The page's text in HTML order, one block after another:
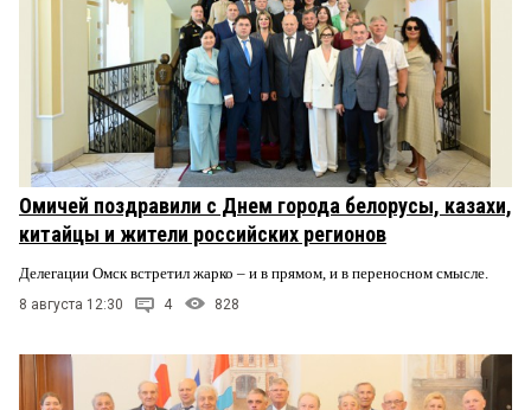
Омичей поздравили с Днем города белорусы, казахи,
китайцы и жители российских регионов
Делегации Омск встретил жарко – и в прямом, и в переносном смысле.
8 августа 12:30 4 828